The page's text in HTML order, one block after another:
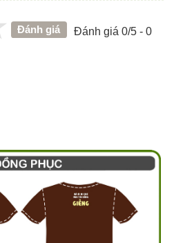
Đánh giá Đánh giá 0/5 - 0